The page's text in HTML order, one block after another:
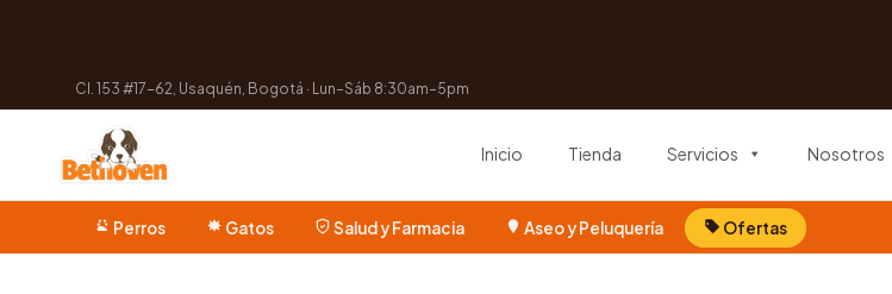
Cl. 153 #17-62, Usaquén, Bogotá · Lun–Sáb 8:30am–5pm
Inicio Tienda Servicios Nosotros
Perros Gatos Salud y Farmacia Aseo y Peluquería Ofertas